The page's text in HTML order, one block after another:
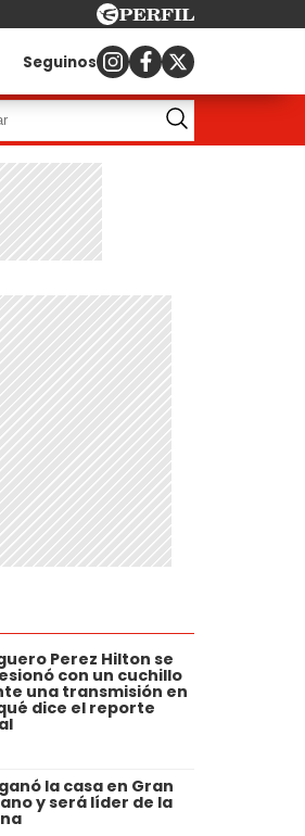
Seguinos
Perez Hilton se
con un cuchillo
una transmisión en
dice el reporte
la casa en Gran
y será líder de la